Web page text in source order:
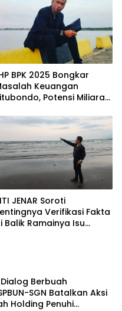
BPK 2025 Bongkar
Keuangan
Potensi Miliaran
JENAR Soroti
Verifikasi Fakta
Balik Ramainya Isu
Berbuah
SGN Batalkan Aksi
Holding Penuhi